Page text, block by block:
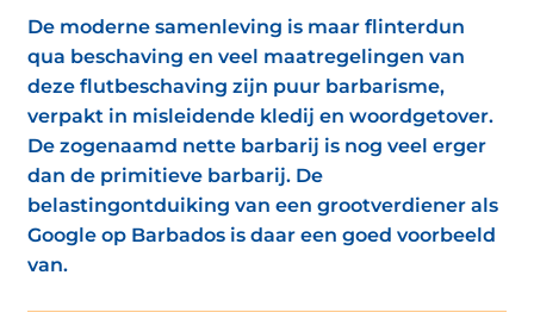
De moderne samenleving is maar flinterdun
qua beschaving en veel maatregelingen van
deze flutbeschaving zijn puur barbarisme,
verpakt in misleidende kledij en woordgetover.
De zogenaamd nette barbarij is nog veel erger
dan de primitieve barbarij. De
belastingontduiking van een grootverdiener als
Google op Barbados is daar een goed voorbeeld
van.